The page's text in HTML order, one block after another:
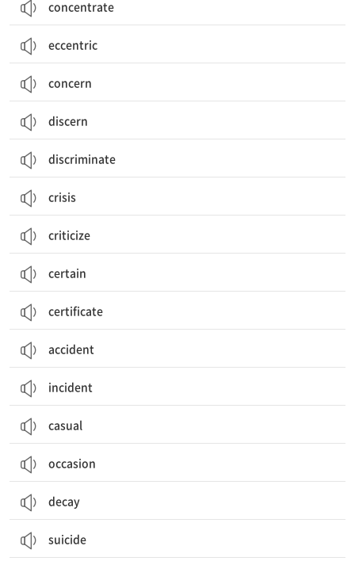
concentrate
eccentric
concern
discern
discriminate
crisis
criticize
certain
certificate
accident
incident
casual
occasion
decay
suicide